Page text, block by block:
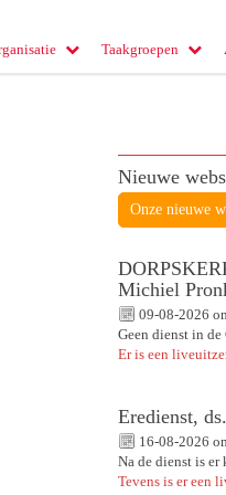
Taakgroepen
Nieuwe
Onze nieuwe
Michiel
09-08-2026
Geen dienst in
Er is een
Eredienst,
16-08-2026
Na de dienst is
Tevens is er een